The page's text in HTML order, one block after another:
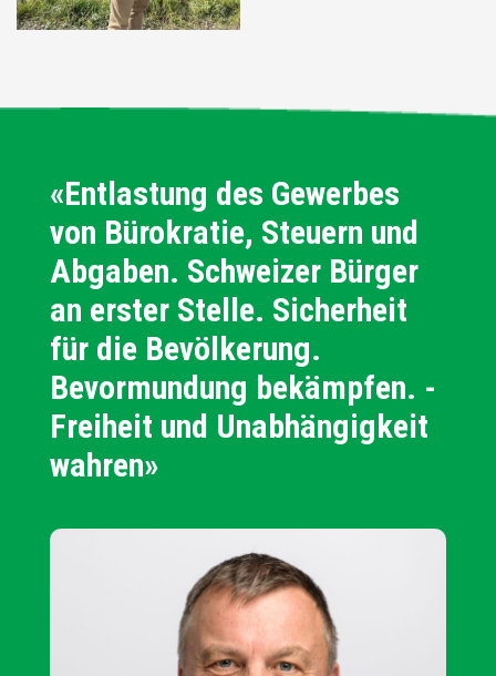
«Entlastung des Gewerbes
von Bürokratie, Steuern und
Abgaben. Schweizer Bürger
an erster Stelle. Sicherheit
für die Bevölkerung.
Bevormundung bekämpfen. -
Freiheit und Unabhängigkeit
wahren»